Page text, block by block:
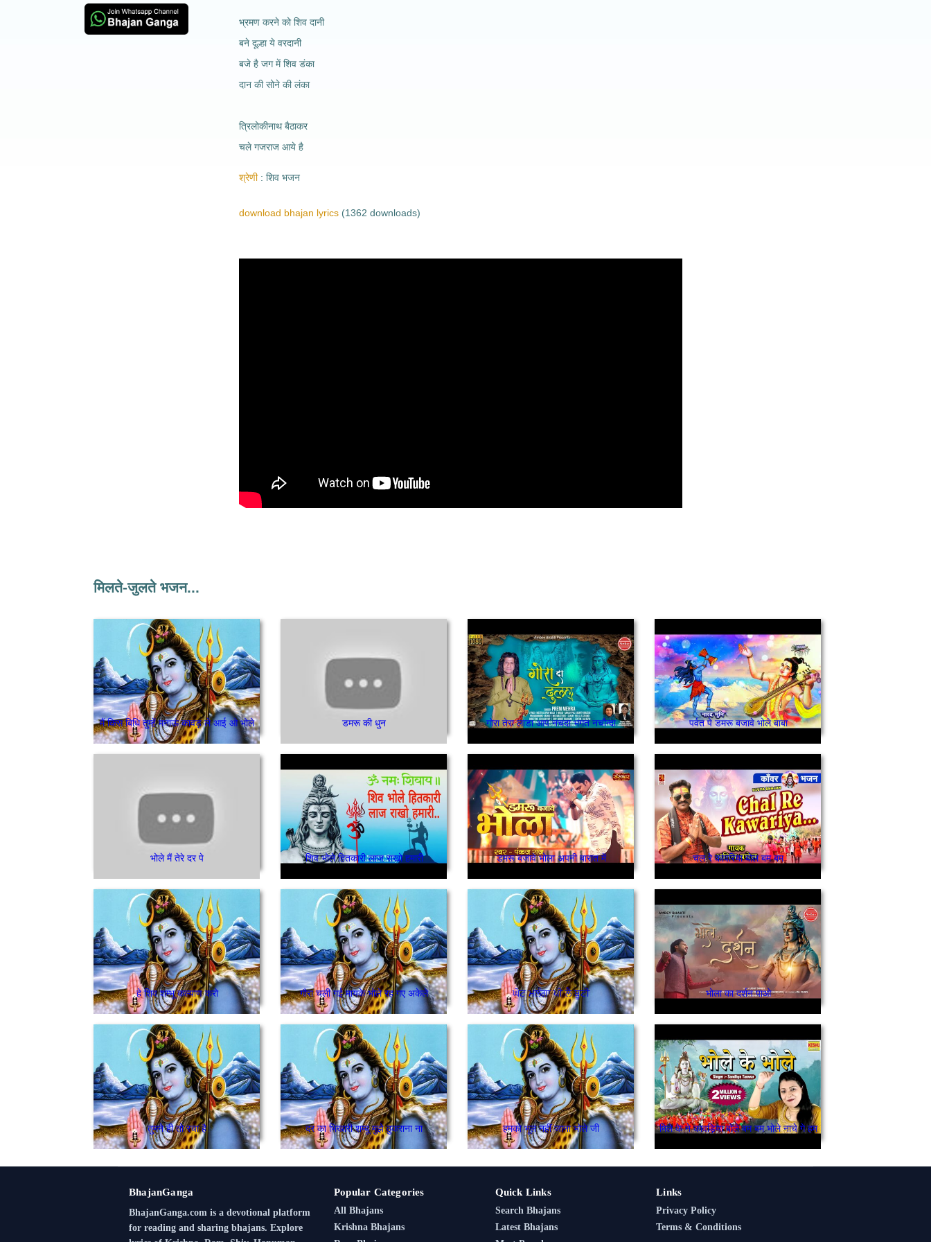
भ्रमण करने को शिव दानी
बने दूल्हा ये वरदानी
बजे है जग में शिव डंका
दान की सोने की लंका
त्रिलोकीनाथ बैठाकर
चले गजराज आये है
श्रेणी शिव भजन
download bhajan lyrics (1362 downloads)
मिलते-जुलते भजन...
मैं किस बिधि तुम्हें मनाऊं कावड़ ले आई ओ भोले डमरू की धुन गोरा तेरा लाडा आप नचदा भगत नचौन्दा पर्वत पे डमरू बजावे भोले बाबा
भोले मैं तेरे दर पे शिव भोले हितकारी लाज राखो हमारी डमरू बजावे भोला अपनी बारात में चल रे कांवरिया बोल बम बम
हे शिव शम्भू कल्याण करो गौरा चली गई मायके भोले रह गए अकेले ਘੋਟ ਮਲੰਗਾ ਪੀ ਲੈ ਬੂਟੀ भोला का दर्शन पाओ
तुमने ही तो रचा है दर का भिखारी शम्बू मुझे ठुकराना ना हमको भूल नहीं जाना भोले जी मिले के ने कावड़िया बोले बम बम भोले नाचे गे हम
BhajanGanga
BhajanGanga.com is a devotional platform
for reading and sharing bhajans. Explore
Popular Categories
All Bhajans
Krishna Bhajans
Quick Links
Search Bhajans
Latest Bhajans
Links
Privacy Policy
Terms & Conditions